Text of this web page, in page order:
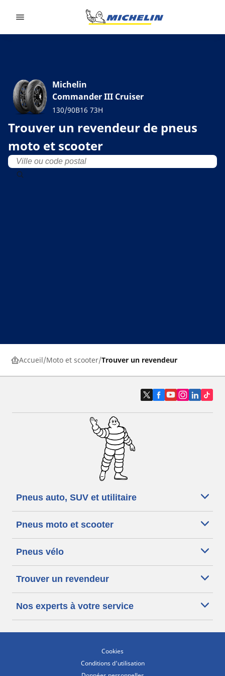
Michelin
Commander III Cruiser
130/90B16 73H
Trouver un revendeur de pneus
moto et scooter
Accueil Moto et scooter Trouver un revendeur
Pneus auto, SUV et utilitaire
Pneus moto et scooter
Pneus vélo
Trouver un revendeur
Nos experts à votre service
Cookies
Conditions d'utilisation